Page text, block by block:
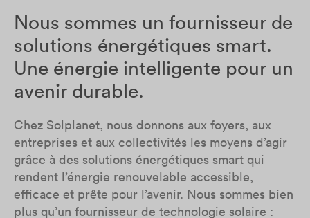
Nous sommes un fournisseur de
solutions énergétiques smart.
Une énergie intelligente pour un
avenir durable.
Chez Solplanet, nous donnons aux foyers, aux
entreprises et aux collectivités les moyens d’agir
grâce à des solutions énergétiques smart qui
rendent l’énergie renouvelable accessible,
efficace et prête pour l’avenir. Nous sommes bien
plus qu’un fournisseur de technologie solaire :